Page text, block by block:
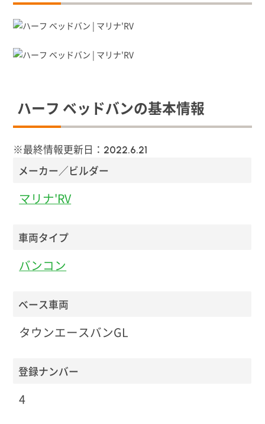
ハーフ ベッドバンの基本情報
※最終情報更新日： 2022.6.21
メーカー／ビルダー
マリナ'RV
車両タイプ
バンコン
ベース車両
タウンエースバンGL
登録ナンバー
4